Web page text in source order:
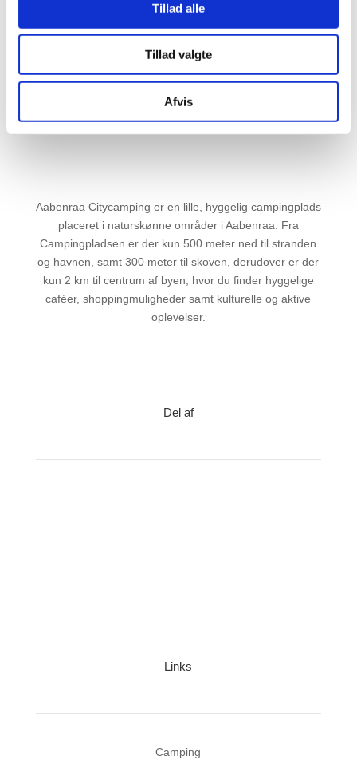
Tillad alle
Tillad valgte
Afvis
Aabenraa Citycamping er en lille, hyggelig campingplads
placeret i naturskønne områder i Aabenraa. Fra
Campingpladsen er der kun 500 meter ned til stranden
og havnen, samt 300 meter til skoven, derudover er der
kun 2 km til centrum af byen, hvor du finder hyggelige
caféer, shoppingmuligheder samt kulturelle og aktive
oplevelser.
Del af
Links
Camping